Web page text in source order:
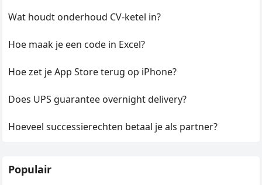
Wat houdt onderhoud CV-ketel in?
Hoe maak je een code in Excel?
Hoe zet je App Store terug op iPhone?
Does UPS guarantee overnight delivery?
Hoeveel successierechten betaal je als partner?
Populair